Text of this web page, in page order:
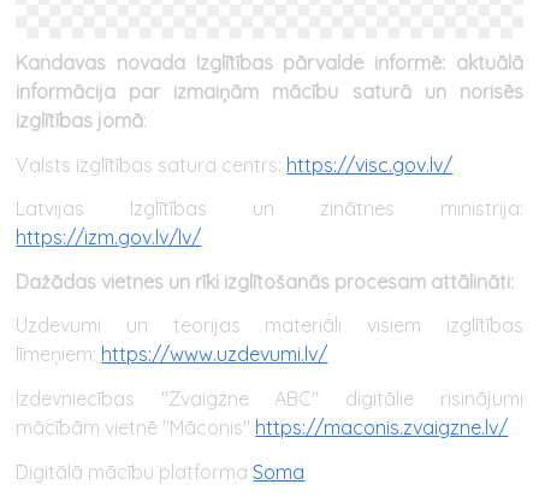
Kandavas novada Izglītības pārvalde informē: aktuālā
informācija par izmaiņām mācību saturā un norisēs
izglītības jomā:
Valsts izglītības satura centrs: https://visc.gov.lv/
Latvijas Izglītības un zinātnes ministrija:
https://izm.gov.lv/lv/
Dažādas vietnes un rīki izglītošanās procesam attālināti:
Uzdevumi un teorijas materiāli visiem izglītības
līmeņiem: https://www.uzdevumi.lv/
Izdevniecības "Zvaigzne ABC" digitālie risinājumi
mācībām vietnē "Māconis" https://maconis.zvaigzne.lv/
Digitālā mācību platformaSoma